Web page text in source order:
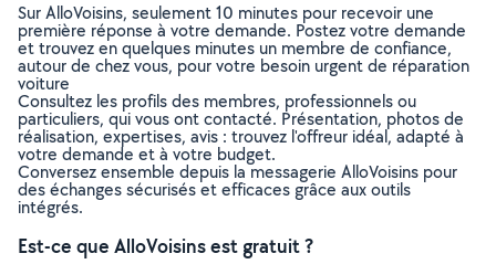
Sur AlloVoisins, seulement 10 minutes pour recevoir une
première réponse à votre demande. Postez votre demande
et trouvez en quelques minutes un membre de confiance,
autour de chez vous, pour votre besoin urgent de réparation
voiture
Consultez les profils des membres, professionnels ou
particuliers, qui vous ont contacté. Présentation, photos de
réalisation, expertises, avis : trouvez l'offreur idéal, adapté à
votre demande et à votre budget.
Conversez ensemble depuis la messagerie AlloVoisins pour
des échanges sécurisés et efficaces grâce aux outils
intégrés.
Est-ce que AlloVoisins est gratuit ?